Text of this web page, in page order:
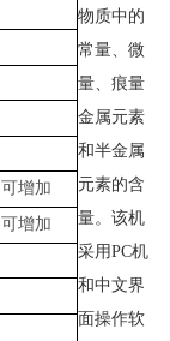
可增加
可增加
物质中的
常量、微
量、痕量
金属元素
和半金属
元素的含
量。该机
采用PC机
和中文界
面操作软